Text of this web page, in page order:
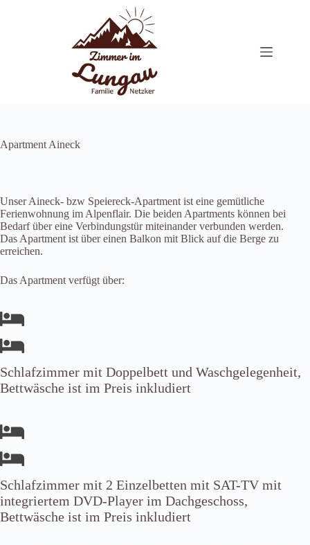
Apartment Aineck
Unser Aineck- bzw Speiereck-Apartment ist eine gemütliche
Ferienwohnung im Alpenflair. Die beiden Apartments können bei
Bedarf über eine Verbindungstür miteinander verbunden werden.
Das Apartment ist über einen Balkon mit Blick auf die Berge zu
erreichen.
Das Apartment verfügt über:
Schlafzimmer mit Doppelbett und Waschgelegenheit,
Bettwäsche ist im Preis inkludiert
Schlafzimmer mit 2 Einzelbetten mit SAT-TV mit
integriertem DVD-Player im Dachgeschoss,
Bettwäsche ist im Preis inkludiert